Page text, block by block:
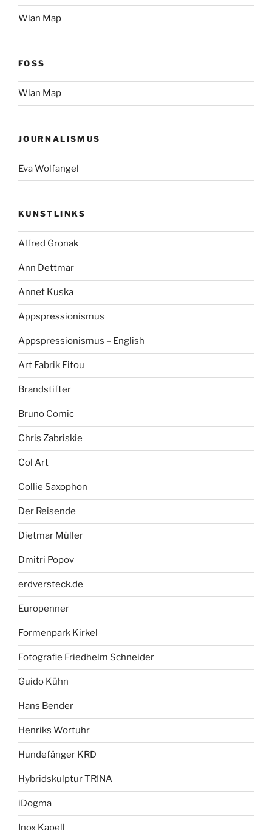
Wlan Map
FOSS
Wlan Map
JOURNALISMUS
Eva Wolfangel
KUNSTLINKS
Alfred Gronak
Ann Dettmar
Annet Kuska
Appspressionismus
Appspressionismus – English
Art Fabrik Fitou
Brandstifter
Bruno Comic
Chris Zabriskie
Col Art
Collie Saxophon
Der Reisende
Dietmar Müller
Dmitri Popov
erdversteck.de
Europenner
Formenpark Kirkel
Fotografie Friedhelm Schneider
Guido Kühn
Hans Bender
Henriks Wortuhr
Hundefänger KRD
Hybridskulptur TRINA
iDogma
Inox Kapell